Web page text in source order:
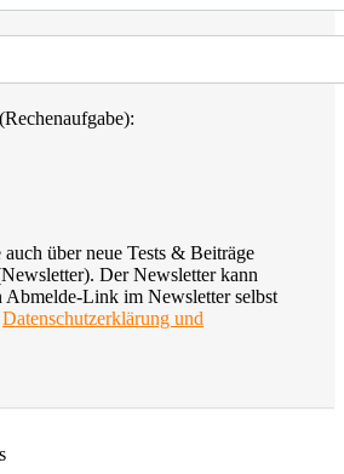
auch über neue Tests & Beiträge
Der Newsletter kann
Abmelde-Link im Newsletter selbst
Datenschutzerklärung und